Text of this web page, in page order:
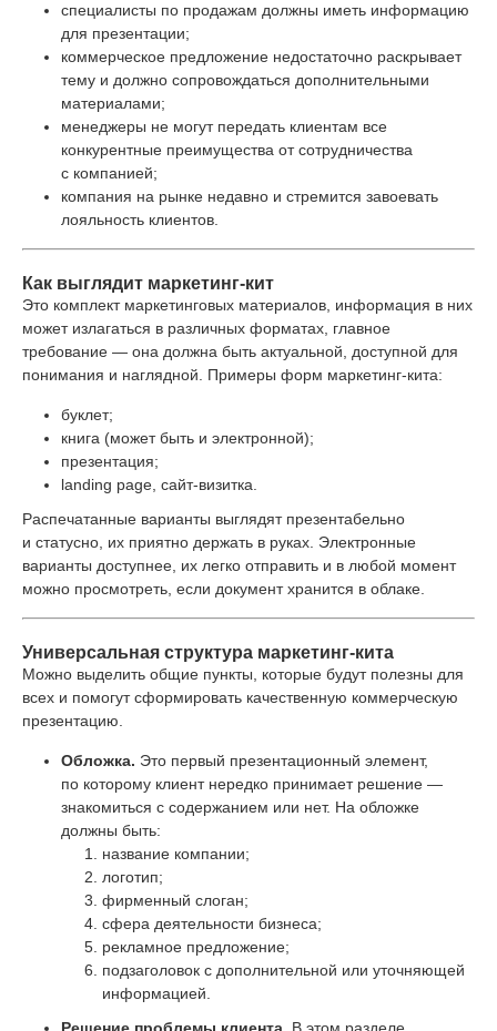
специалисты по продажам должны иметь информацию
для презентации;
коммерческое предложение недостаточно раскрывает
тему и должно сопровождаться дополнительными
материалами;
менеджеры не могут передать клиентам все
конкурентные преимущества от сотрудничества
с компанией;
компания на рынке недавно и стремится завоевать
лояльность клиентов.
Как выглядит маркетинг-кит
Это комплект маркетинговых материалов, информация в них
может излагаться в различных форматах, главное
требование — она должна быть актуальной, доступной для
понимания и наглядной. Примеры форм маркетинг-кита:
буклет;
книга (может быть и электронной);
презентация;
landing page, сайт-визитка.
Распечатанные варианты выглядят презентабельно
и статусно, их приятно держать в руках. Электронные
варианты доступнее, их легко отправить и в любой момент
можно просмотреть, если документ хранится в облаке.
Универсальная структура маркетинг-кита
Можно выделить общие пункты, которые будут полезны для
всех и помогут сформировать качественную коммерческую
презентацию.
Обложка. Это первый презентационный элемент,
по которому клиент нередко принимает решение —
знакомиться с содержанием или нет. На обложке
должны быть:
название компании;
логотип;
фирменный слоган;
сфера деятельности бизнеса;
рекламное предложение;
подзаголовок с дополнительной или уточняющей
информацией.